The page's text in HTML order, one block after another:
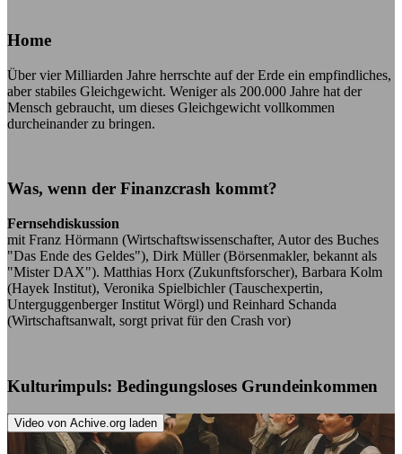
Home
Über vier Milliarden Jahre herrschte auf der Erde ein empfindliches,
aber stabiles Gleichgewicht. Weniger als 200.000 Jahre hat der
Mensch gebraucht, um dieses Gleichgewicht vollkommen
durcheinander zu bringen.
Was, wenn der Finanzcrash kommt?
Fernsehdiskussion
mit Franz Hörmann (Wirtschaftswissenschafter, Autor des Buches
"Das Ende des Geldes"), Dirk Müller (Börsenmakler, bekannt als
"Mister DAX"). Matthias Horx (Zukunftsforscher), Barbara Kolm
(Hayek Institut), Veronika Spielbichler (Tauschexpertin,
Unterguggenberger Institut Wörgl) und Reinhard Schanda
(Wirtschaftsanwalt, sorgt privat für den Crash vor)
Kulturimpuls: Bedingungsloses Grundeinkommen
Video von Achive.org laden